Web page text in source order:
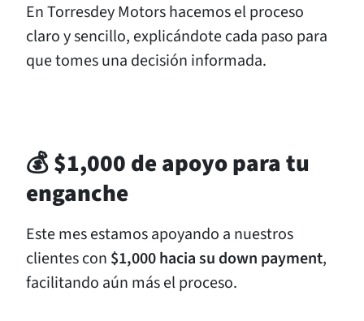
En Torresdey Motors hacemos el proceso
claro y sencillo, explicándote cada paso para
que tomes una decisión informada.
💰 $1,000 de apoyo para tu
enganche
Este mes estamos apoyando a nuestros
clientes con $1,000 hacia su down payment,
facilitando aún más el proceso.